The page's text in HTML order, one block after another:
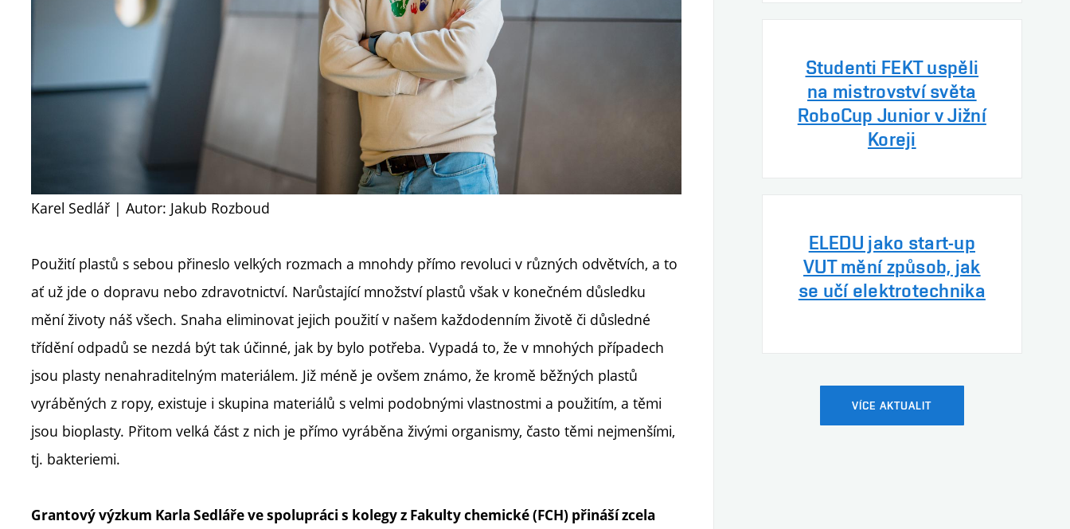
Karel Sedlář | Autor: Jakub Rozboud
Použití plastů s sebou přineslo velkých rozmach a mnohdy přímo revoluci v různých odvětvích, a to
ať už jde o dopravu nebo zdravotnictví. Narůstající množství plastů však v konečném důsledku
mění životy náš všech. Snaha eliminovat jejich použití v našem každodenním životě či důsledné
třídění odpadů se nezdá být tak účinné, jak by bylo potřeba. Vypadá to, že v mnohých případech
jsou plasty nenahraditelným materiálem. Již méně je ovšem známo, že kromě běžných plastů
vyráběných z ropy, existuje i skupina materiálů s velmi podobnými vlastnostmi a použitím, a těmi
jsou bioplasty. Přitom velká část z nich je přímo vyráběna živými organismy, často těmi nejmenšími,
tj. bakteriemi.
Grantový výzkum Karla Sedláře ve spolupráci s kolegy z Fakulty chemické (FCH) přináší zcela
Studenti FEKT uspěli
na mistrovství světa
RoboCup Junior v Jižní
Koreji
ELEDU jako start-up
VUT mění způsob, jak
se učí elektrotechnika
VÍCE AKTUALIT